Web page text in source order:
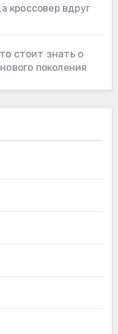
кроссовер вдруг
стоит знать о
поколения